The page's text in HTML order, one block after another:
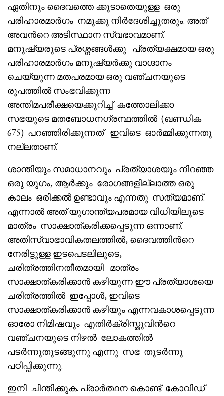
ഏതിനും ദൈവത്തെ ക്കൂടാതെയുള്ള ഒരു
പരിഹാരമാർഗം നമുക്കു നിർദേശിച്ചുതരും. അത്
അവൻറെ അടിസ്ഥാന സ്വഭാവമാണ്.
മനുഷ്യരുടെ പ്രശ്നങ്ങൾക്കു പ്രത്യക്ഷമായ ഒരു
പരിഹാരമാർഗം മനുഷ്യർക്കു വാഗ്ദാനം
ചെയ്യുന്ന മതപരമായ ഒരു വഞ്ചനയുടെ
രൂപത്തിൽ സംഭവിക്കുന്ന
അന്തിമപരീക്ഷയെക്കുറിച്ച് കത്തോലിക്കാ
സഭയുടെ മതബോധനഗ്രന്ഥത്തിൽ (ഖണ്ഡിക
675) പറഞ്ഞിരിക്കുന്നത് ഇവിടെ ഓർമ്മിക്കുന്നതു
നല്ലതാണ്.
ശാന്തിയും സമാധാനവും പ്രത്യാശയും നിറഞ്ഞ
ഒരു യുഗം, ആർക്കും രോഗങ്ങളില്ലാത്ത ഒരു
കാലം ഒരിക്കൽ ഉണ്ടാവും എന്നതു സത്യമാണ്.
എന്നാൽ അത് യുഗാന്ത്യപരമായ വിധിയിലൂടെ
മാത്രം സാക്ഷാത്കരിക്കപ്പെടുന്ന ഒന്നാണ്.
അതിസ്വാഭാവികതലത്തിൽ, ദൈവത്തിൻറെ
നേരിട്ടുള്ള ഇടപെടലിലൂടെ,
ചരിത്രത്തിനതീതമായി മാത്രം
സാക്ഷാത്കരിക്കാൻ കഴിയുന്ന ഈ പ്രത്യാശയെ
ചരിത്രത്തിൽ ഇപ്പോൾ, ഇവിടെ
സാക്ഷാത്കരിക്കാൻ കഴിയും എന്നവകാശപ്പെടുന്ന
ഓരോ നിമിഷവും എതിർക്രിസ്തുവിൻറെ
വഞ്ചനയുടെ നിഴൽ ലോകത്തിൽ
പടർന്നുതുടങ്ങുന്നു എന്നു സഭ തുടർന്നു
പഠിപ്പിക്കുന്നു.
ഇനി ചിന്തിക്കുക. പ്രാർത്ഥന കൊണ്ട് കോവിഡ്